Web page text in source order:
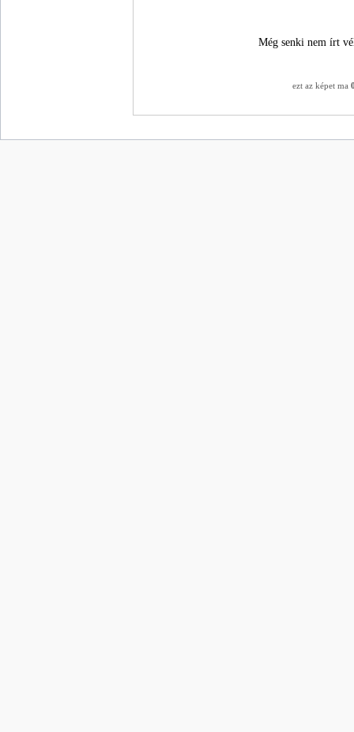
Még senki nem írt
ezt az képet ma